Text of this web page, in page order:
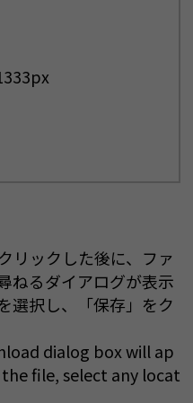
リックした後に、ファ
ねるダイアログが表示
選択し、「保存」をク
dialog box will ap
file, select any locat